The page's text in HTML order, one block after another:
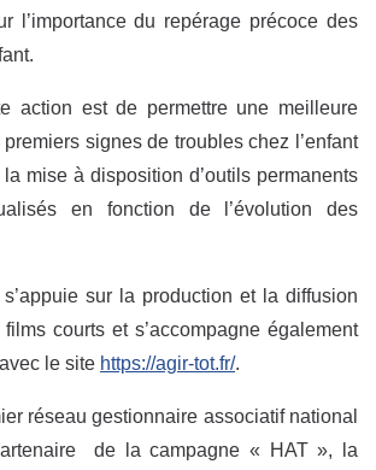
l’importance du repérage précoce des
action est de permettre une meilleure
signes de troubles chez l’enfant
mise à disposition d’outils permanents
en fonction de l’évolution des
sur la production et la diffusion
courts et s’accompagne également
le site https://agir-tot.fr/.
réseau gestionnaire associatif national
de la campagne « HAT », la